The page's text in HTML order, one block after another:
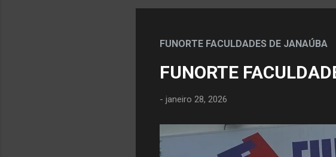
FUNORTE FACULDADES DE JANAÚBA
FUNORTE
- janeiro 28, 2026